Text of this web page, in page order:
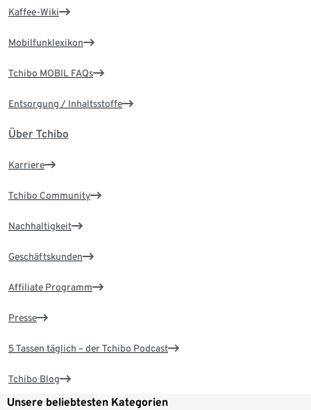
Kaffee-Wiki
Mobilfunklexikon
Tchibo MOBIL FAQs
Entsorgung / Inhaltsstoffe
Über Tchibo
Karriere
Tchibo Community
Nachhaltigkeit
Geschäftskunden
Affiliate Programm
Presse
5 Tassen täglich – der Tchibo Podcast
Tchibo Blog
Unsere beliebtesten Kategorien